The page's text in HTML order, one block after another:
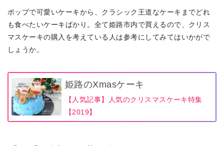
ポップで可愛いケーキから、クラシック王道なケーキまでどれ
も食べたいケーキばかり。全て姫路市内で買えるので、クリス
マスケーキの購入を考えている人は参考にしてみてはいかがで
しょうか。
姫路のXmasケーキ
【人気記事】人気のクリスマスケーキ特集
【2019】